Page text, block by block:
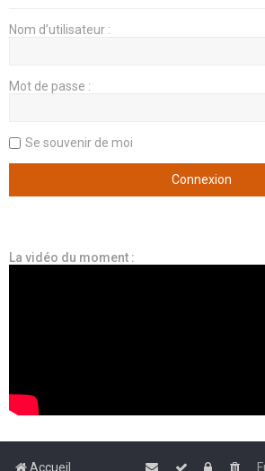
Nom d’utilisateur :
Mot de passe :
Se souvenir de moi
La vidéo du moment :
Accueil